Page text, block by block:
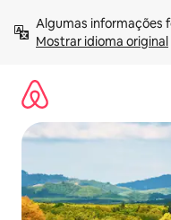
para
Mostrar idioma original